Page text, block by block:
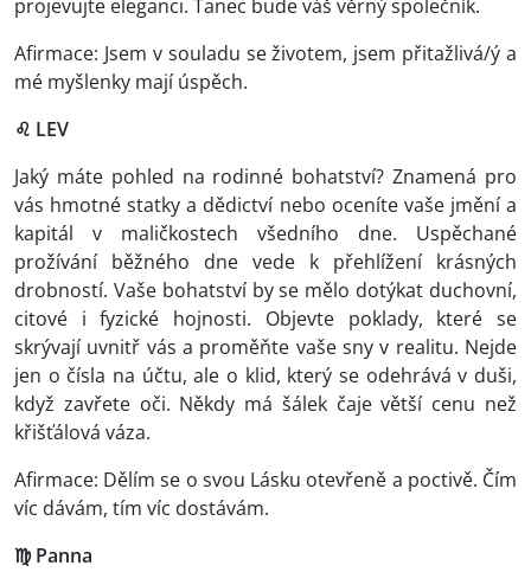
projevujte eleganci. Tanec bude váš věrný společník.
Afirmace: Jsem v souladu se životem, jsem přitažlivá/ý a
mé myšlenky mají úspěch.
♌ LEV
Jaký máte pohled na rodinné bohatství? Znamená pro
vás hmotné statky a dědictví nebo oceníte vaše jmění a
kapitál v maličkostech všedního dne. Uspěchané
prožívání běžného dne vede k přehlížení krásných
drobností. Vaše bohatství by se mělo dotýkat duchovní,
citové i fyzické hojnosti. Objevte poklady, které se
skrývají uvnitř vás a proměňte vaše sny v realitu. Nejde
jen o čísla na účtu, ale o klid, který se odehrává v duši,
když zavřete oči. Někdy má šálek čaje větší cenu než
křišťálová váza.
Afirmace: Dělím se o svou Lásku otevřeně a poctivě. Čím
víc dávám, tím víc dostávám.
♍ Panna